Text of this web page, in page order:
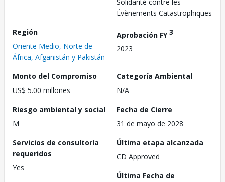
Évènements Catastrophiques
Región
Oriente Medio, Norte de
África, Afganistán y Pakistán
Aprobación FY3
2023
Monto del Compromiso
US$ 5.00 millones
Categoría Ambiental
N/A
Riesgo ambiental y social
M
Fecha de Cierre
31 de mayo de 2028
Servicios de consultoría
requeridos
Yes
Última etapa alcanzada
CD Approved
Última Fecha de